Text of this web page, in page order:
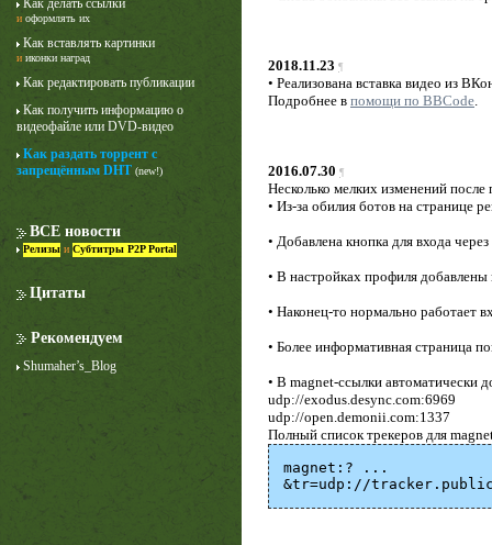
Как делать ссылки
и оформлять их
Как вставлять картинки
и иконки наград
Как редактировать публикации
Как получить информацию о
видеофайле или DVD-видео
Как раздать торрент с
запрещённым DHT (new!)
ВСЕ новости
Релизы и Субтитры P2P Portal
Цитаты
Рекомендуем
Shumaher’s_Blog
2018.11.23 ¶
• Реализована вставка видео из
Подробнее в помощи по BBCode.
2016.07.30 ¶
Несколько мелких изменений после
• Из-за обилия ботов на странице
• Добавлена кнопка для входа
• В настройках профиля
• Наконец-то нормально работает
• Более информативная страница
• В magnet-ссылки автоматически
udp://exodus.desync.com:6969
udp://open.demonii.com:1337
Полный список трекеров для
magnet:? ...
&tr=udp://